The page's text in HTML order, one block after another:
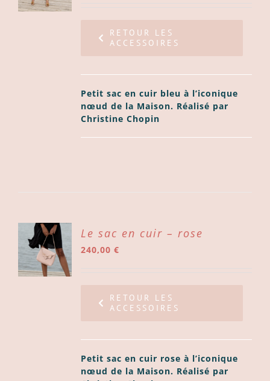
RETOUR LES
ACCESSOIRES
Petit sac en cuir bleu à l’iconique
nœud de la Maison. Réalisé par
Christine Chopin
Le sac en cuir – rose
240,00€
RETOUR LES
ACCESSOIRES
Petit sac en cuir rose à l’iconique
nœud de la Maison. Réalisé par